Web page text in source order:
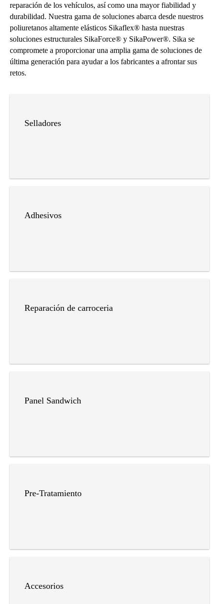
reparación de los vehículos, así como una mayor fiabilidad y
durabilidad. Nuestra gama de soluciones abarca desde nuestros
poliuretanos altamente elásticos Sikaflex® hasta nuestras
soluciones estructurales SikaForce® y SikaPower®. Sika se
compromete a proporcionar una amplia gama de soluciones de
última generación para ayudar a los fabricantes a afrontar sus
retos.
Selladores
Adhesivos
Reparación de carroceria
Panel Sandwich
Pre-Tratamiento
Accesorios